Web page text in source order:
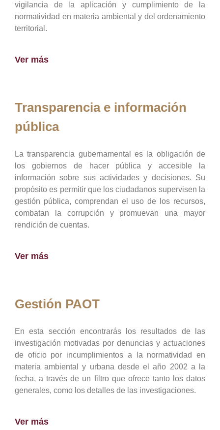
vigilancia de la aplicación y cumplimiento de la
normatividad en materia ambiental y del ordenamiento
territorial.
Ver más
Transparencia e información
pública
La transparencia gubernamental es la obligación de
los gobiernos de hacer pública y accesible la
información sobre sus actividades y decisiones. Su
propósito es permitir que los ciudadanos supervisen la
gestión pública, comprendan el uso de los recursos,
combatan la corrupción y promuevan una mayor
rendición de cuentas.
Ver más
Gestión PAOT
En esta sección encontrarás los resultados de las
investigación motivadas por denuncias y actuaciones
de oficio por incumplimientos a la normatividad en
materia ambiental y urbana desde el año 2002 a la
fecha, a través de un filtro que ofrece tanto los datos
generales, como los detalles de las investigaciones.
Ver más